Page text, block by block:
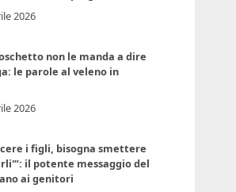
2026
non le manda a dire
le parole al veleno in
2026
i figli, bisogna smettere
il potente messaggio del
ai genitori